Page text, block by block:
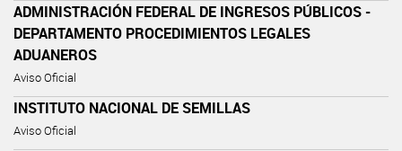
ADMINISTRACIÓN FEDERAL DE INGRESOS PÚBLICOS -
DEPARTAMENTO PROCEDIMIENTOS LEGALES
ADUANEROS
Aviso Oficial
INSTITUTO NACIONAL DE SEMILLAS
Aviso Oficial